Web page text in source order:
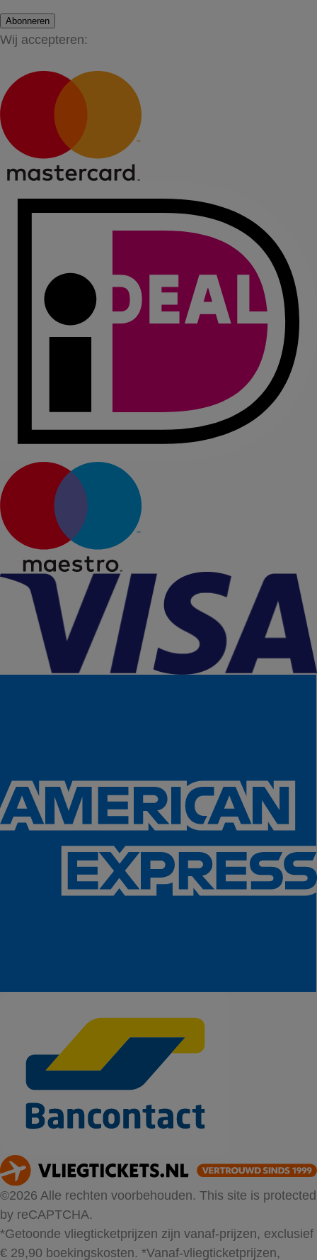
Abonneren
Wij accepteren:
©2026 Alle rechten voorbehouden. This site is protected
by reCAPTCHA.
*Getoonde vliegticketprijzen zijn vanaf-prijzen, exclusief
€ 29,90 boekingskosten. *Vanaf-vliegticketprijzen,